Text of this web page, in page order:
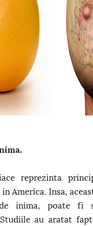
reprezinta
America. Insa,
inima, poate fi
au aratat